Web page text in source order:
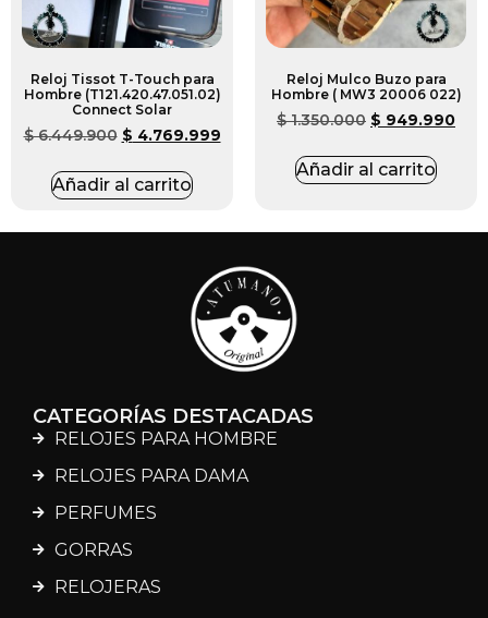
Reloj Tissot T-Touch para
Hombre (T121.420.47.051.02)
Connect Solar
$6.449.900 $ 4.769.999
Añadir al carrito
Reloj Mulco Buzo para
Hombre ( MW3 20006 022)
$1.350.000 $ 949.990
Añadir al carrito
CATEGORÍAS DESTACADAS
RELOJES PARA HOMBRE
RELOJES PARA DAMA
PERFUMES
GORRAS
RELOJERAS